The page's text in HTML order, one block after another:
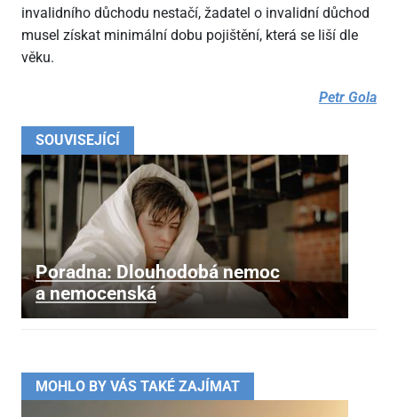
SOUVISEJÍCÍ
Poradna: Dlouhodobá nemoc
a nemocenská
invalidního důchodu nestačí, žadatel o invalidní důchod
musel získat minimální dobu pojištění, která se liší dle
věku.
Petr Gola
MOHLO BY VÁS TAKÉ ZAJÍMAT